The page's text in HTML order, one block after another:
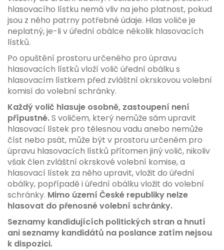
hlasovacího lístku nemá vliv na jeho platnost, pokud
jsou z něho patrny potřebné údaje. Hlas voliče je
neplatný, je-li v úřední obálce několik hlasovacích
lístků.
Po opuštění prostoru určeného pro úpravu
hlasovacích lístků vloží volič úřední obálku s
hlasovacím lístkem před zvláštní okrskovou volební
komisí do volební schránky.
Každý volič hlasuje osobně, zastoupení není
přípustné.S voličem, který nemůže sám upravit
hlasovací lístek pro tělesnou vadu anebo nemůže
číst nebo psát, může být v prostoru určeném pro
úpravu hlasovacích lístků přítomen jiný volič, nikoliv
však člen zvláštní okrskové volební komise, a
hlasovací lístek za něho upravit, vložit do úřední
obálky, popřípadě i úřední obálku vložit do volební
schránky. Mimo území České republiky nelze
hlasovat do přenosné volební schránky.
Seznamy kandidujících politických stran a hnutí
ani seznamy kandidátů na poslance zatím nejsou
k dispozici.